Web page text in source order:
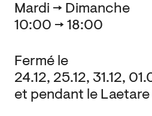
Mardi → Dimanche
10:00 → 18:00
Fermé le
24.12, 25.12, 31.12,
et pendant le